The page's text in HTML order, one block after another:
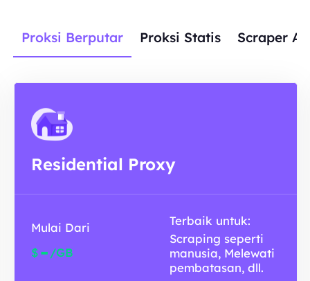
Proksi Berputar Proksi Statis Scraper
Residential Proxy
Mulai Dari
$-/GB
Terbaik untuk:
Scraping seperti
manusia, Melewati
pembatasan, dll.